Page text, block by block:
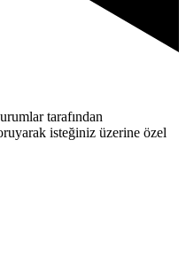
tarafından
isteğiniz üzerine özel